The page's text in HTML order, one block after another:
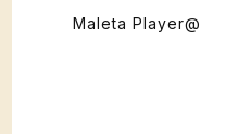
Maleta Player@